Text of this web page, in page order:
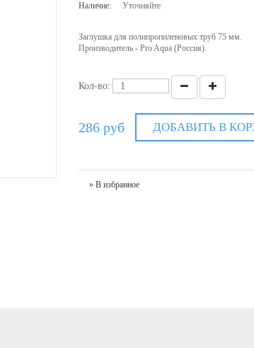
Наличие: Уточняйте
Заглушка для полипропиленовых труб 75 мм.
Производитель - Pro Aqua (Россия).
Кол-во:
286 руб ДОБАВИТЬ В
» В избранное